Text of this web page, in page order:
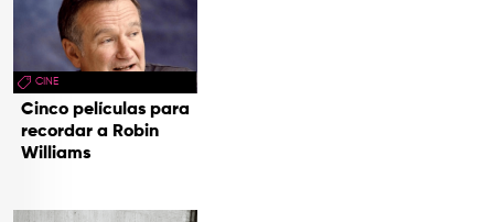
CINE
Cinco películas para
recordar a Robin
Williams